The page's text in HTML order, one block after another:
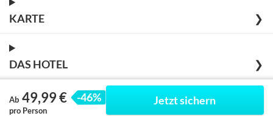
KARTE ❯
DAS HOTEL ❯
Ab 49,99 € -46%
pro Person
Jetzt sichern